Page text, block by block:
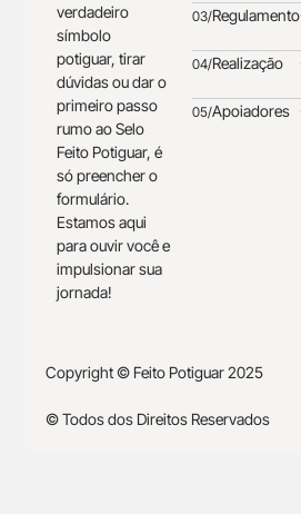
verdadeiro
símbolo
potiguar, tirar
dúvidas ou dar o
primeiro passo
rumo ao Selo
Feito Potiguar, é
só preencher o
formulário.
Estamos aqui
para ouvir você e
impulsionar sua
jornada!
03/Regulamento
04/Realização
05/Apoiadores
Copyright © Feito Potiguar 2025
© Todos dos Direitos Reservados